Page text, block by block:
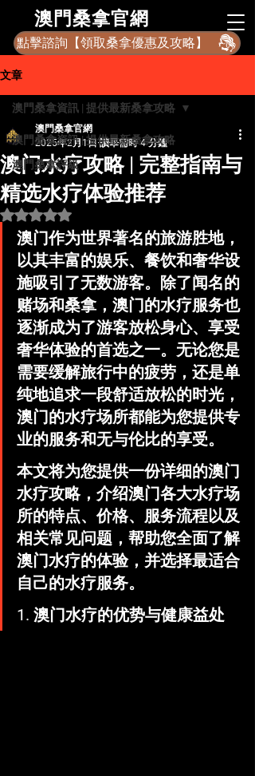
​澳門桑拿官網
點擊諮詢【領取桑拿優惠及攻略】
文章
澳門桑拿資訊 | 提供最新桑拿攻略
澳門桑拿評級
澳門桑拿資訊 | 提供最新桑拿攻略
澳门水疗攻略 | 完整指南与
精选水疗体验推荐
澳門桑拿官網
2025年2月1日 讀畢需時 4 分鐘
評等為 NaN（最高為 5 顆星）。
澳门作为世界著名的旅游胜地，
以其丰富的娱乐、餐饮和奢华设
施吸引了无数游客。除了闻名的
赌场和桑拿，澳门的水疗服务也
逐渐成为了游客放松身心、享受
奢华体验的首选之一。无论您是
需要缓解旅行中的疲劳，还是单
纯地追求一段舒适放松的时光，
澳门的水疗场所都能为您提供专
业的服务和无与伦比的享受。
本文将为您提供一份详细的澳门
水疗攻略，介绍澳门各大水疗场
所的特点、价格、服务流程以及
相关常见问题，帮助您全面了解
澳门水疗的体验，并选择最适合
自己的水疗服务。
1. 澳门水疗的优势与健康益处